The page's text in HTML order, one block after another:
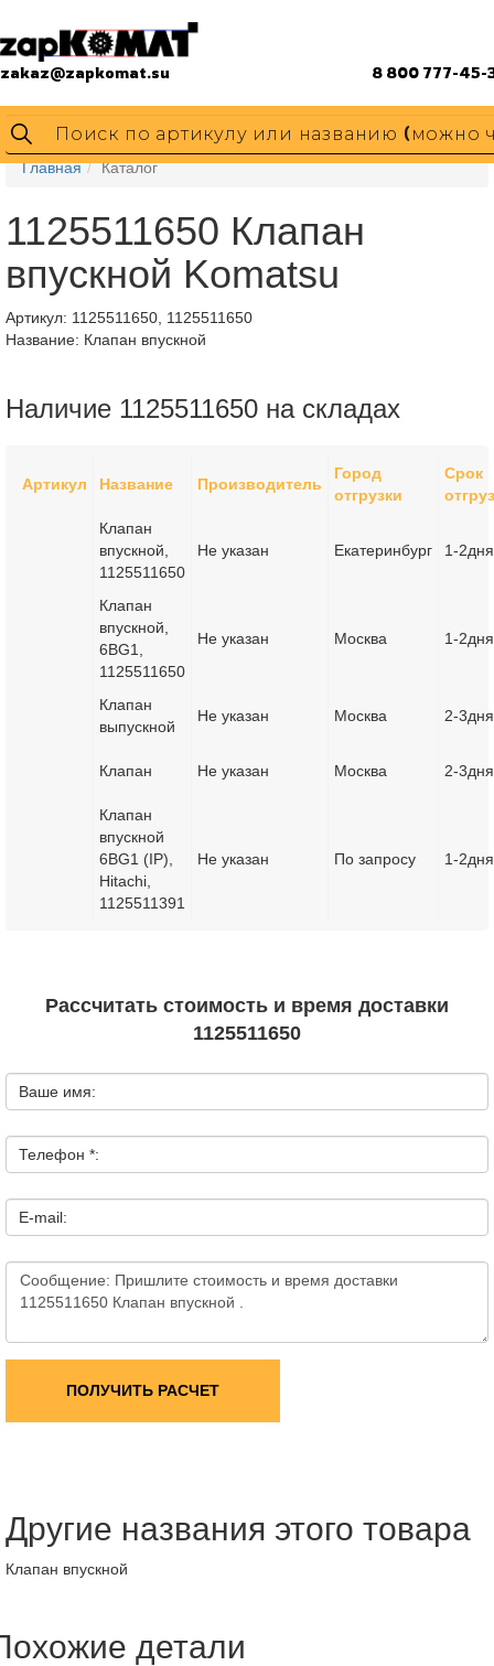
zakaz@zapkomat.su 8 800 777-45-
Главная Каталог
1125511650 Клапан
впускной Komatsu
Артикул: 1125511650, 1125511650
Название: Клапан впускной
Наличие 1125511650 на складах
Артикул Название Производитель
Город
отгрузки
Срок
Клапан
впускной,
1125511650
Не указан Екатеринбург 1-2дня
Клапан
впускной,
6BG1,
1125511650
Не указан Москва 1-2дня
Клапан
выпускной
Не указан Москва 2-3дня
Клапан Не указан Москва 2-3дня
Клапан
впускной
6BG1 (IP),
Hitachi,
1125511391
Не указан По запросу 1-2дня
Рассчитать стоимость и время доставки
1125511650
Ваше имя:
Телефон *:
E-mail:
ПОЛУЧИТЬ РАСЧЕТ
Другие названия этого товара
Клапан впускной
детали